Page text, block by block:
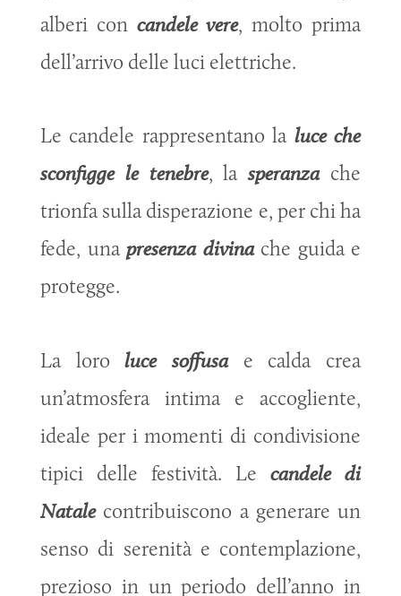
alberi con candele vere, molto prima
dell’arrivo delle luci elettriche.
Le candele rappresentano la luce che
sconfigge le tenebre, lasperanzache
trionfa sulla disperazione e, per chi ha
fede, una presenza divinache guida e
protegge.
La loroluce soffusae calda crea
un’atmosfera intima e accogliente,
ideale per i momenti di condivisione
tipici delle festività. Le candele di
Natalecontribuiscono a generare un
senso di serenità e contemplazione,
prezioso in un periodo dell’anno in